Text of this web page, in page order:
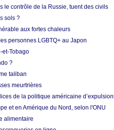
le contrôle de la Russie, tuent des civils
sols ?
aux fortes chaleurs
personnes LGBTQ+ au Japon
et-Tobago
?
taliban
meurtrières
de la politique américaine
et en Amérique du Nord, selon l'ONU
alimentaire